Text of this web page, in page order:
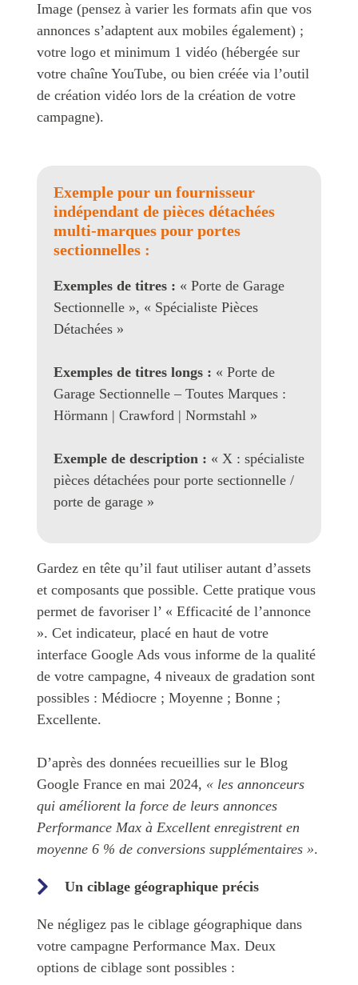
Image (pensez à varier les formats afin que vos
annonces s’adaptent aux mobiles également) ;
votre logo et minimum 1 vidéo (hébergée sur
votre chaîne YouTube, ou bien créée via l’outil
de création vidéo lors de la création de votre
campagne).
Exemple pour un fournisseur
indépendant de pièces détachées
multi-marques pour portes
sectionnelles :
Exemples de titres : « Porte de Garage
Sectionnelle », « Spécialiste Pièces
Détachées »
Exemples de titres longs : « Porte de
Garage Sectionnelle – Toutes Marques :
Hörmann | Crawford | Normstahl »
Exemple de description : « X : spécialiste
pièces détachées pour porte sectionnelle /
porte de garage »
Gardez en tête qu’il faut utiliser autant d’assets
et composants que possible. Cette pratique vous
permet de favoriser l’ « Efficacité de l’annonce
». Cet indicateur, placé en haut de votre
interface Google Ads vous informe de la qualité
de votre campagne, 4 niveaux de gradation sont
possibles : Médiocre ; Moyenne ; Bonne ;
Excellente.
D’après des données recueillies sur le Blog
Google France en mai 2024, « les annonceurs
qui améliorent la force de leurs annonces
Performance Max à Excellent enregistrent en
moyenne 6 % de conversions supplémentaires ».
Un ciblage géographique précis
Ne négligez pas le ciblage géographique dans
votre campagne Performance Max. Deux
options de ciblage sont possibles :